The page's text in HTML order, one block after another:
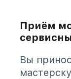
Приём
Вы